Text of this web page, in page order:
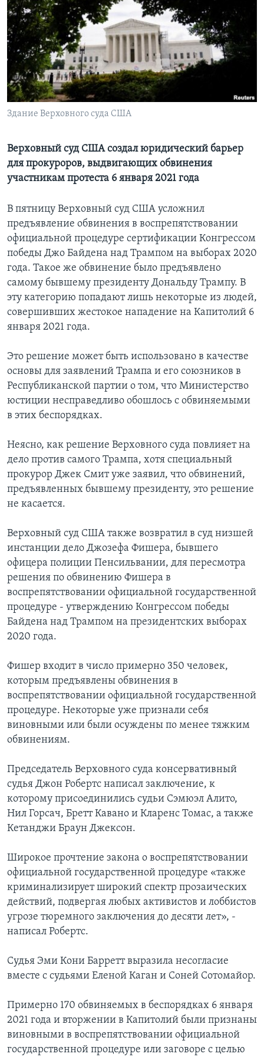
Learning English
СОЦИАЛЬНЫЕ СЕТИ
Языки
Здание Верховного суда США
Верховный суд США создал юридический барьер
для прокуроров, выдвигающих обвинения
участникам протеста 6 января 2021 года
В пятницу Верховный суд США усложнил
предъявление обвинения в воспрепятствовании
официальной процедуре сертификации Конгрессом
победы Джо Байдена над Трампом на выборах 2020
года. Такое же обвинение было предъявлено
самому бывшему президенту Дональду Трампу. В
эту категорию попадают лишь некоторые из людей,
совершивших жестокое нападение на Капитолий 6
января 2021 года.
Это решение может быть использовано в качестве
основы для заявлений Трампа и его союзников в
Республиканской партии о том, что Министерство
юстиции несправедливо обошлось с обвиняемыми
в этих беспорядках.
Неясно, как решение Верховного суда повлияет на
дело против самого Трампа, хотя специальный
прокурор Джек Смит уже заявил, что обвинений,
предъявленных бывшему президенту, это решение
не касается.
Верховный суд США также возвратил в суд низшей
инстанции дело Джозефа Фишера, бывшего
офицера полиции Пенсильвании, для пересмотра
решения по обвинению Фишера в
воспрепятствовании официальной государственной
процедуре - утверждению Конгрессом победы
Байдена над Трампом на президентских выборах
2020 года.
Фишер входит в число примерно 350 человек,
которым предъявлены обвинения в
воспрепятствовании официальной государственной
процедуре. Некоторые уже признали себя
виновными или были осуждены по менее тяжким
обвинениям.
Председатель Верховного суда консервативный
судья Джон Робертс написал заключение, к
которому присоединились судьи Сэмюэл Алито,
Нил Горсач, Бретт Кавано и Кларенс Томас, а также
Кетанджи Браун Джексон.
Широкое прочтение закона о воспрепятствовании
официальной государственной процедуре «также
криминализирует широкий спектр прозаических
действий, подвергая любых активистов и лоббистов
угрозе тюремного заключения до десяти лет», -
написал Робертс.
Судья Эми Кони Барретт выразила несогласие
вместе с судьями Еленой Каган и Соней Сотомайор.
Примерно 170 обвиняемых в беспорядках 6 января
2021 года и вторжении в Капитолий были признаны
виновными в воспрепятствовании официальной
государственной процедуре или заговоре с целью